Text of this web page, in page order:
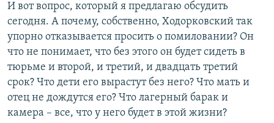
И вот вопрос, который я предлагаю обсудить
сегодня. А почему, собственно, Ходорковский так
упорно отказывается просить о помиловании? Он
что не понимает, что без этого он будет сидеть в
тюрьме и второй, и третий, и двадцать третий
срок? Что дети его вырастут без него? Что мать и
отец не дождутся его? Что лагерный барак и
камера – все, что у него будет в этой жизни?